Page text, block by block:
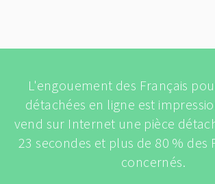
L'engouement des Français
détachées en ligne est
vend sur Internet une pièce
23 secondes et plus de 80 % des
concernés.